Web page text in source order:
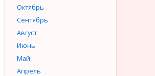
Октябрь
Сентябрь
Август
Июнь
Май
Апрель